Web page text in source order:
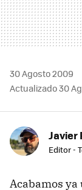
30 Agosto 2009
Actualizado 30
Javier
Editor -
Acabamos ya